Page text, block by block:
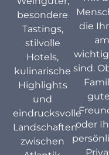
besondere
Tastings,
stilvolle
Hotels,
kulinarische
Highlights
und
eindrucksvolle
Landschaften
zwischen
die
am
sind.
oder